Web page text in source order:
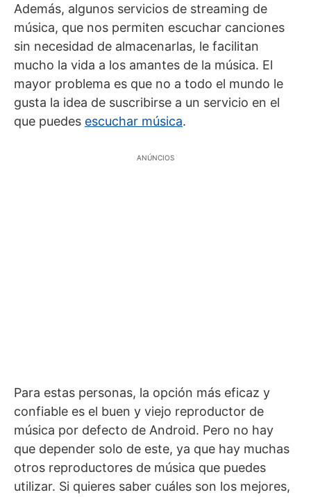
Además, algunos servicios de streaming de
música, que nos permiten escuchar canciones
sin necesidad de almacenarlas, le facilitan
mucho la vida a los amantes de la música. El
mayor problema es que no a todo el mundo le
gusta la idea de suscribirse a un servicio en el
que puedes escuchar música.
ANÚNCIOS
Para estas personas, la opción más eficaz y
confiable es el buen y viejo reproductor de
música por defecto de Android. Pero no hay
que depender solo de este, ya que hay muchas
otros reproductores de música que puedes
utilizar. Si quieres saber cuáles son los mejores,